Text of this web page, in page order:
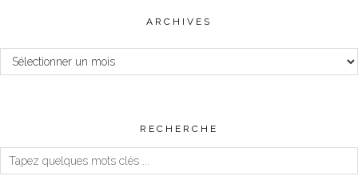
ARCHIVES
Archives
RECHERCHE